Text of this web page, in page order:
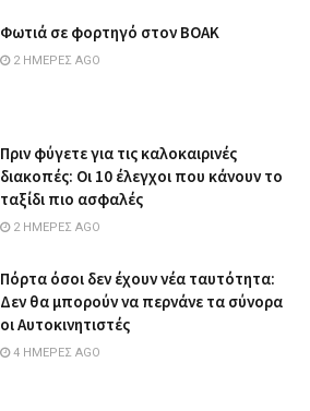
Φωτιά σε φορτηγό στον ΒΟΑΚ
2 ΗΜΈΡΕΣ AGO
Πριν φύγετε για τις καλοκαιρινές
διακοπές: Οι 10 έλεγχοι που κάνουν το
ταξίδι πιο ασφαλές
2 ΗΜΈΡΕΣ AGO
Πόρτα όσοι δεν έχουν νέα ταυτότητα:
Δεν θα μπορούν να περνάνε τα σύνορα
οι Αυτοκινητιστές
4 ΗΜΈΡΕΣ AGO